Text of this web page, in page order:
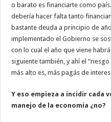
o barato es financiarte como
debería hacer falta tanto
bastante deuda a principio de
implementado el Gobierno se
con lo cual el año que viene
siguiente también, y ahí el
más alto es, más pagás de
Y eso empieza a incidir cada
manejo de la economía ¿no?